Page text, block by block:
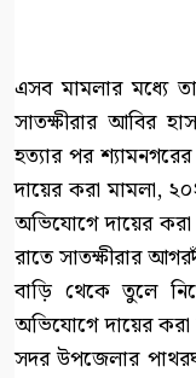
এসব মামলার মধ্যে
সাতক্ষীরার আবির
হত্যার পর
দায়ের করা মামলা,
অভিযোগে দায়ের
রাতে সাতক্ষীরার
বাড়ি থেকে তুলে
অভিযোগে দায়ের
সদর উপজেলার